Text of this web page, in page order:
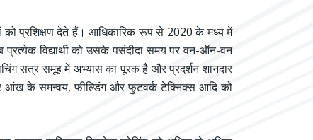
को प्रशिक्षण देते हैं। आधिकारिक रूप से 2020 के मध्य में
विद्यार्थी को उसके पसंदीदा समय पर वन-ऑन-वन
सत्र समूह में अभ्यास का पूरक है और प्रदर्शन शानदार
आंख के समन्वय, फील्डिंग और फुटवर्क टेक्निक्स आदि को